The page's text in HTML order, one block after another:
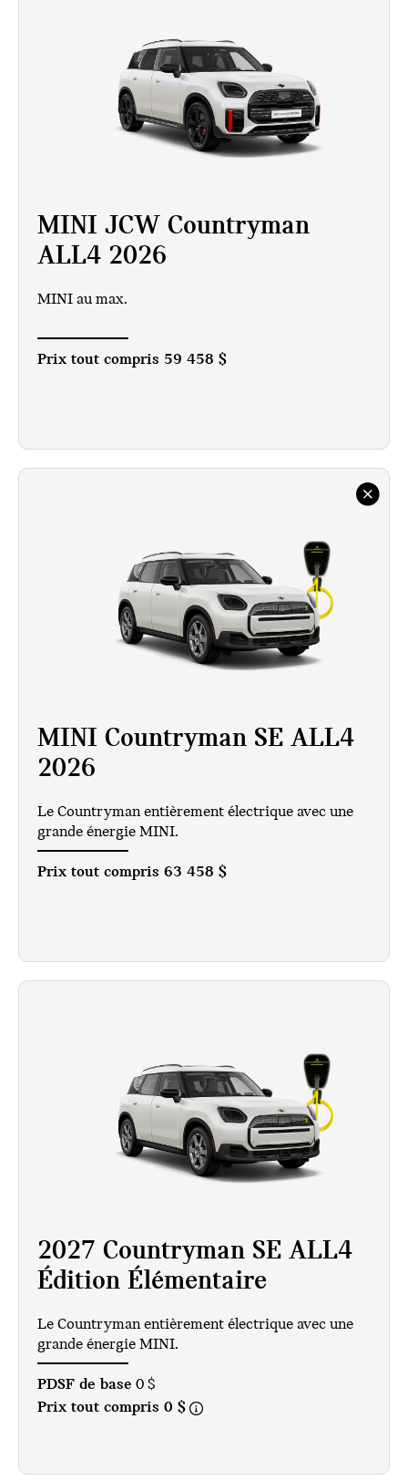
MINI JCW Countryman
ALL4 2026
MINI au max.
Prix tout compris 59 458 $
MINI Countryman SE ALL4
2026
Le Countryman entièrement électrique avec une
grande énergie MINI.
Prix tout compris 63 458 $
2027 Countryman SE ALL4
Édition Élémentaire
Le Countryman entièrement électrique avec une
grande énergie MINI.
PDSF de base 0 $
Prix tout compris 0 $